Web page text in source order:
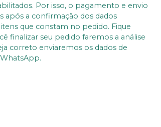
Por isso, o pagamento e envio
após a confirmação dos dados
itens que constam no pedido. Fique
finalizar seu pedido faremos a análise
correto enviaremos os dados de